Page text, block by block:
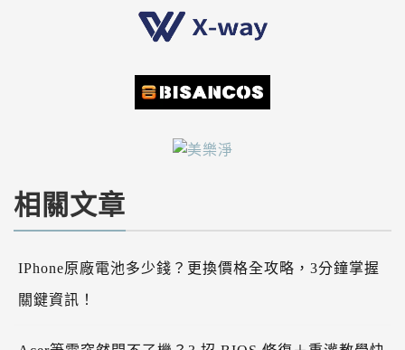
相關文章
IPhone原廠電池多少錢？更換價格全攻略，3分鐘掌握
關鍵資訊！